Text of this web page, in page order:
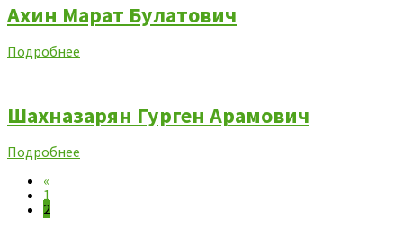
Ахин Марат Булатович
Подробнее
Шахназарян Гурген Арамович
Подробнее
«
1
2